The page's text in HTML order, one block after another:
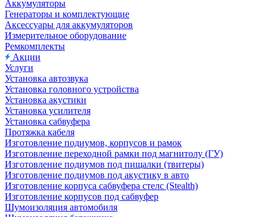
Аккумуляторы
Генераторы и комплектующие
Аксессуары для аккумуляторов
Измерительное оборудование
Ремкомплекты
Акции
Услуги
Установка автозвука
Установка головного устройства
Установка акустики
Установка усилителя
Установка сабвуфера
Протяжка кабеля
Изготовление подиумов, корпусов и рамок
Изготовление переходной рамки под магнитолу (ГУ)
Изготовление подиумов под пищалки (твитеры)
Изготовление подиумов под акустику в авто
Изготовление корпуса сабвуфера стелс (Stealth)
Изготовление корпусов под сабвуфер
Шумоизоляция автомобиля